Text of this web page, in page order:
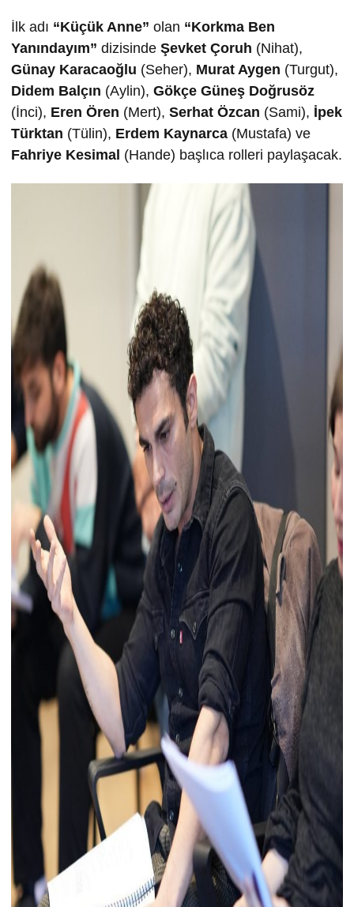
İlk adı “Küçük Anne” olan “Korkma Ben
Yanındayım” dizisinde Şevket Çoruh (Nihat),
Günay Karacaoğlu (Seher), Murat Aygen (Turgut),
Didem Balçın (Aylin), Gökçe Güneş Doğrusöz
(İnci), Eren Ören (Mert), Serhat Özcan (Sami), İpek
Türktan (Tülin), Erdem Kaynarca (Mustafa) ve
Fahriye Kesimal (Hande) başlıca rolleri paylaşacak.